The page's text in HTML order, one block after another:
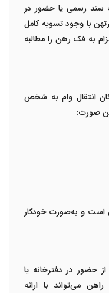
سند رسمی یا حضور در
با وجود تسویه کامل
به فک رهن را مطالبه
انتقال وام به شخص
صورت:
است و به‌صورت خودکار
حضور در دفترخانه یا
می‌تواند با ارائه